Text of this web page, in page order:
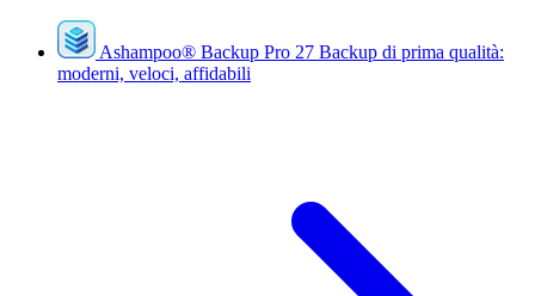
Ashampoo® Backup Pro 27 Backup di prima qualità:
moderni, veloci, affidabili